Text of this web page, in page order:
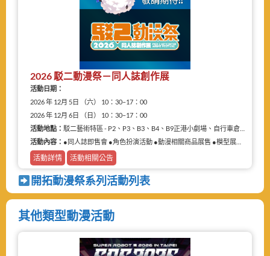
2026 駁二動漫祭－同人誌創作展
活動日期：
2026 年 12月 5日 （六） 10：30–17：00
2026 年 12月 6日 （日） 10：30–17：00
活動地點： 駁二藝術特區 - P2、P3、B3、B4、B9正港小劇場、自行車倉庫
活動內容： ●同人誌即售會 ●角色扮演活動 ●動漫相關商品展售 ●模型展售 ●二手物品販售攤
活動詳情 活動相關公告
開拓動漫祭系列活動列表
其他類型動漫活動